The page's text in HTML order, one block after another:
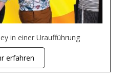
in einer Uraufführung
erfahren